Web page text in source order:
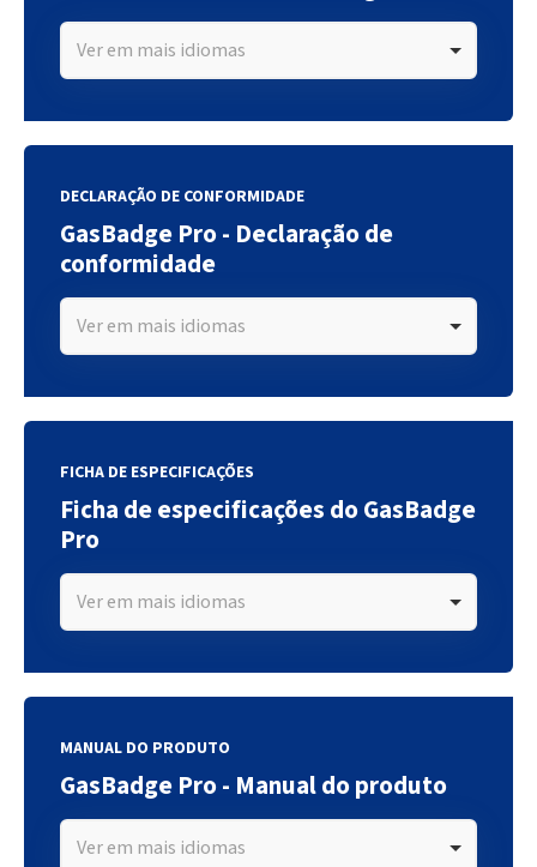
Ver em mais idiomas
DECLARAÇÃO DE CONFORMIDADE
GasBadge Pro - Declaração de
conformidade
Ver em mais idiomas
FICHA DE ESPECIFICAÇÕES
Ficha de especificações do GasBadge
Pro
Ver em mais idiomas
MANUAL DO PRODUTO
GasBadge Pro - Manual do produto
Ver em mais idiomas